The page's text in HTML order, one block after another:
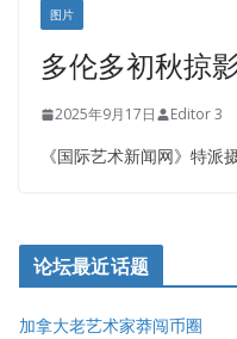
图片
多伦多初秋掠
2025年9月17日 Editor 3
《国际艺术新闻网》特派
论坛最近话题
加拿大老艺术家莽闯币圈